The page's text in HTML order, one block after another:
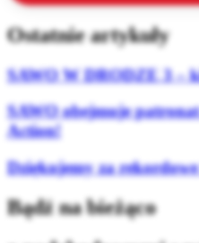
Ostatnie artykuły
SAWO W DRODZE 3 –
SAWO obejmuje
Action!
Dziękujemy za
Bądź na bieżąco